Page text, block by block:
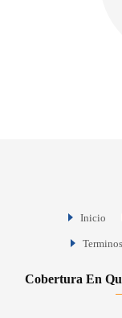
Inicio
Cobertura En